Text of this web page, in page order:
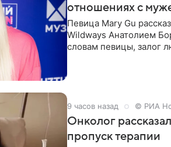
отношениях с
Певица Mary Gu
Wildways Анатолием
словам певицы, залог
9 часов назад © РИА
Онколог
пропуск терапии